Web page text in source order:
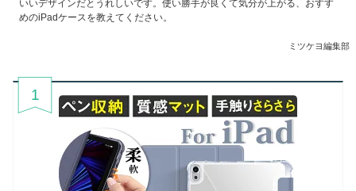
いいデザインだとうれしいです。使い勝手が良くて気分が上がる、おすす
めのiPadケースを教えてください。
ミツケヨ編集部
1